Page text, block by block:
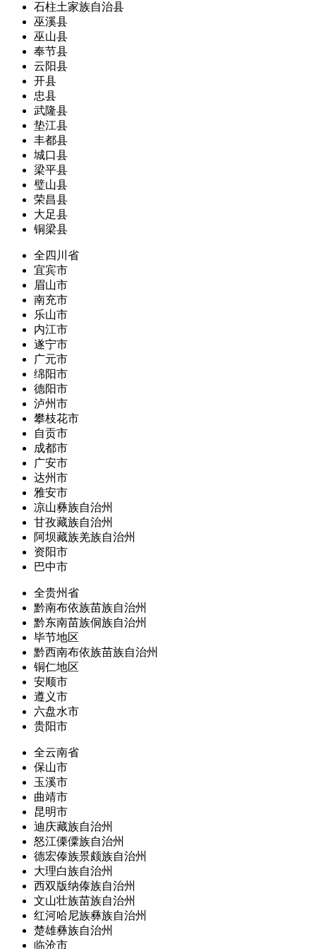
石柱土家族自治县
巫溪县
巫山县
奉节县
云阳县
开县
忠县
武隆县
垫江县
丰都县
城口县
梁平县
璧山县
荣昌县
大足县
铜梁县
全四川省
宜宾市
眉山市
南充市
乐山市
内江市
遂宁市
广元市
绵阳市
德阳市
泸州市
攀枝花市
自贡市
成都市
广安市
达州市
雅安市
凉山彝族自治州
甘孜藏族自治州
阿坝藏族羌族自治州
资阳市
巴中市
全贵州省
黔南布依族苗族自治州
黔东南苗族侗族自治州
毕节地区
黔西南布依族苗族自治州
铜仁地区
安顺市
遵义市
六盘水市
贵阳市
全云南省
保山市
玉溪市
曲靖市
昆明市
迪庆藏族自治州
怒江傈僳族自治州
德宏傣族景颇族自治州
大理白族自治州
西双版纳傣族自治州
文山壮族苗族自治州
红河哈尼族彝族自治州
楚雄彝族自治州
临沧市